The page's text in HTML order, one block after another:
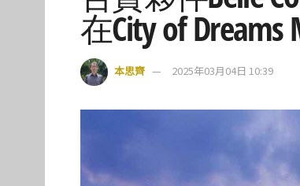
在City of
本思齊 2025年03月04日 10:39